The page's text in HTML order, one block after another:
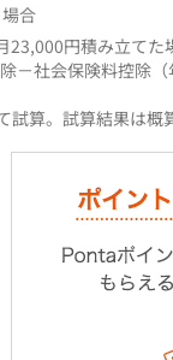
合
23,000円積み立てた
－社会保険料控除
算。試算結果は概